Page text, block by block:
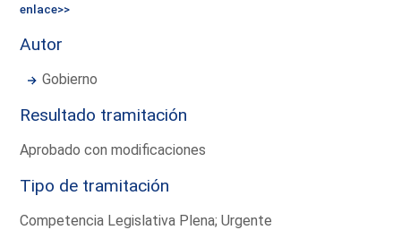
enlace>>
Autor
Gobierno
Resultado tramitación
Aprobado con modificaciones
Tipo de tramitación
Competencia Legislativa Plena; Urgente